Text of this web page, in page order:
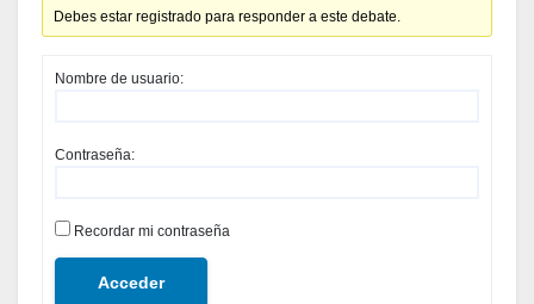
Debes estar registrado para responder a este debate.
Nombre de usuario:
Contraseña:
Recordar mi contraseña
Acceder